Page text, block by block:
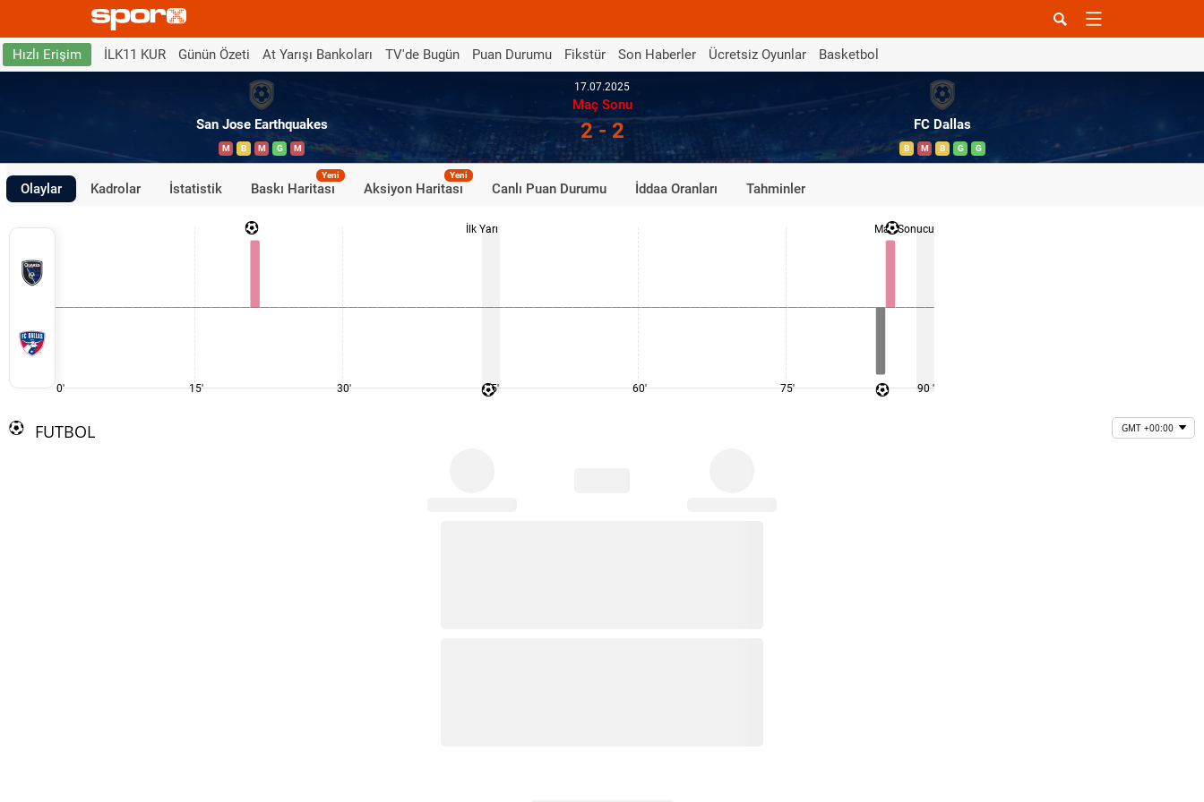
Hızlı Erişim İLK11 KUR Günün Özeti At Yarışı Bankoları TV'de Bugün Puan Durumu Fikstür Son Haberler Ücretsiz Oyunlar Basketbol
San Jose Earthquakes
M B M G M
17.07.2025
Maç Sonu
2 - 2 FC Dallas
B M B G G
Olaylar Kadrolar İstatistik Baskı Haritası
Yeni
Aksiyon Haritası
Yeni
Canlı Puan Durumu İddaa Oranları Tahminler
0' 15' 30'
İlk Yarı
45' 60' 75'
Maç Sonucu
90 '
FUTBOL GMT +00:00